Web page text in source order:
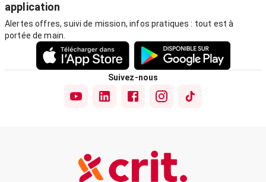
application
Alertes offres, suivi de mission, infos pratiques : tout est à
portée de main.
Suivez-nous